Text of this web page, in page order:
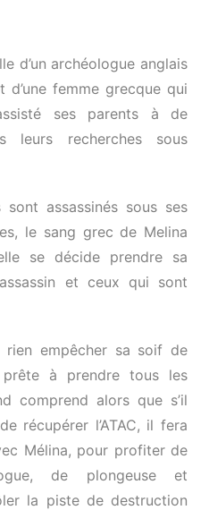
d’un archéologue anglais
femme grecque qui
ses parents à de
leurs recherches sous
assassinés sous ses
le sang grec de Melina
se décide prendre sa
et ceux qui sont
rien empêcher sa soif de
à prendre tous les
comprend alors que s’il
récupérer l’ATAC, il fera
Mélina, pour profiter de
de plongeuse et
la piste de destruction